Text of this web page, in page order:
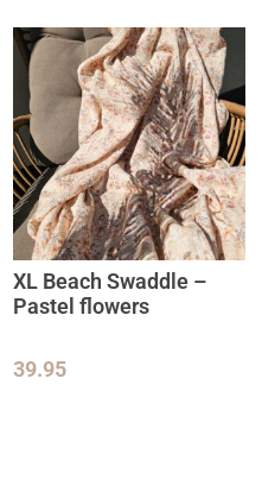
XL Beach Swaddle –
Pastel flowers
39.95